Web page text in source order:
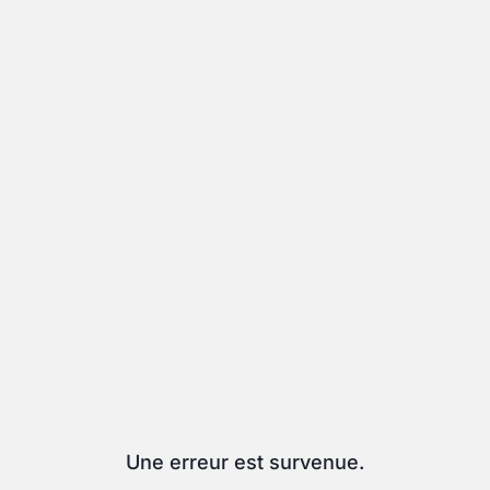
Une erreur est survenue.